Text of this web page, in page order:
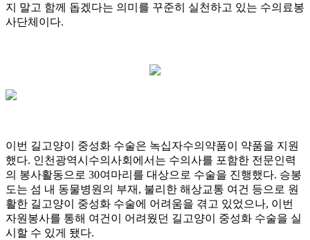
지 말고 함께 돕겠다는 의미를 꾸준히 실천하고 있는 수의료봉
사단체이다.
이번 길고양이 중성화 수술은 녹십자수의약품이 약품을 지원
했다. 인천광역시수의사회에서는 수의사를 포함한 전문인력
의 봉사활동으로 30여마리를 대상으로 수술을 진행했다. 승봉
도는 섬 내 동물병원의 부재, 불리한 해상교통 여건 등으로 원
활한 길고양이 중성화 수술에 어려움을 겪고 있었으나, 이번
자원봉사를 통해 여건이 어려웠던 길고양이 중성화 수술을 실
시할 수 있게 됐다.